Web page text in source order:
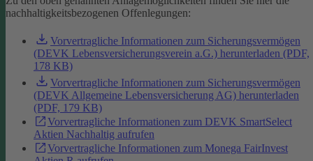
nachhaltigkeitsbezogenen Offenlegungen:
Vorvertragliche Informationen zum Sicherungsvermögen
(DEVK Lebensversicherungsverein a.G.) herunterladen (PDF,
178 KB)
Vorvertragliche Informationen zum Sicherungsvermögen
(DEVK Allgemeine Lebensversicherung AG) herunterladen
(PDF, 179 KB)
Vorvertragliche Informationen zum DEVK SmartSelect
Aktien Nachhaltig aufrufen
Vorvertragliche Informationen zum Monega FairInvest